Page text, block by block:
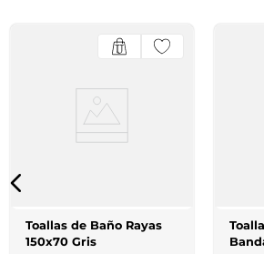
Toallas de Baño Rayas
150x70 Gris